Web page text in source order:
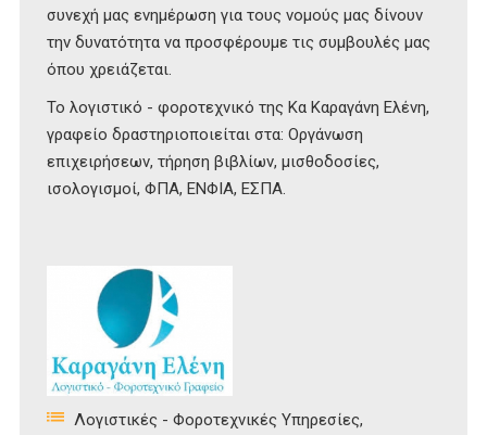
συνεχή μας ενημέρωση για τους νομούς μας δίνουν
την δυνατότητα να προσφέρουμε τις συμβουλές μας
όπου χρειάζεται.
Το λογιστικό - φοροτεχνικό της Κα Καραγάνη Ελένη,
γραφείο δραστηριοποιείται στα: Οργάνωση
επιχειρήσεων, τήρηση βιβλίων, μισθοδοσίες,
ισολογισμοί, ΦΠΑ, ΕΝΦΙΑ, ΕΣΠΑ.
Λογιστικές - Φοροτεχνικές Υπηρεσίες